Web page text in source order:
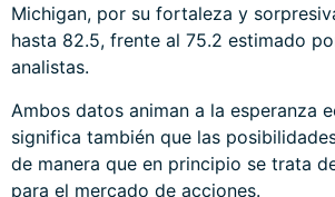
Michigan, por su fortaleza y
hasta 82.5, frente al 75.2 estimado
analistas.
Ambos datos animan a la esperanza
significa también que las
de manera que en principio se trata
para el mercado de acciones.